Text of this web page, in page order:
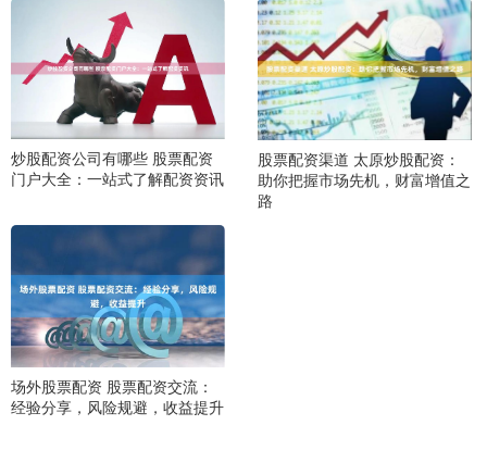
炒股配资公司有哪些 股票配资
门户大全：一站式了解配资资讯
股票配资渠道 太原炒股配资：
助你把握市场先机，财富增值之
路
场外股票配资 股票配资交流：
经验分享，风险规避，收益提升